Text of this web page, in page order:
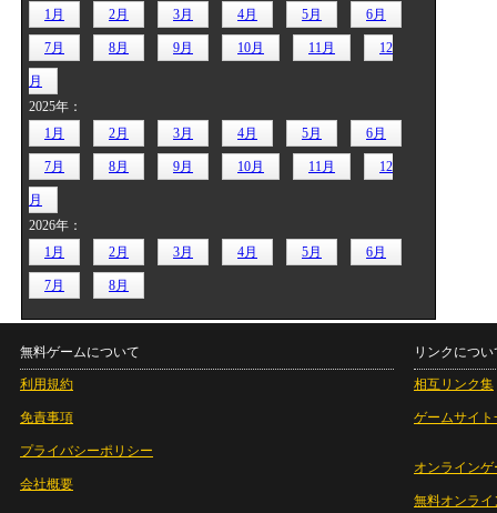
1月
2月 3月 4月 5月 6月
7月 8月 9月 10月 11月 12
月
2025年：
1月
2月 3月 4月 5月 6月
7月 8月 9月 10月 11月 12
月
2026年：
1月
2月 3月 4月 5月 6月
7月 8月
無料ゲームについて
利用規約
免責事項
プライバシーポリシー
会社概要
リンクについ
相互リンク集
ゲームサイト
オンラインゲ
無料オンライ